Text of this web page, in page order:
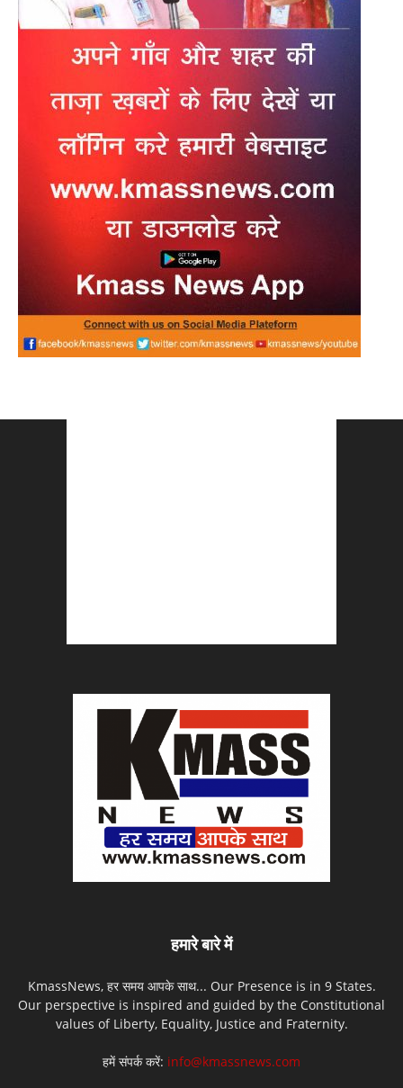
हमारे बारे में
KmassNews, हर समय आपके साथ... Our Presence is in 9 States.
Our perspective is inspired and guided by the Constitutional
values of Liberty, Equality, Justice and Fraternity.
हमें संपर्क करें: info@kmassnews.com